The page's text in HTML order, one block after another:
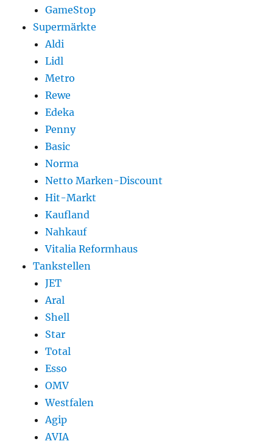
GameStop
Supermärkte
Aldi
Lidl
Metro
Rewe
Edeka
Penny
Basic
Norma
Netto Marken-Discount
Hit-Markt
Kaufland
Nahkauf
Vitalia Reformhaus
Tankstellen
JET
Aral
Shell
Star
Total
Esso
OMV
Westfalen
Agip
AVIA